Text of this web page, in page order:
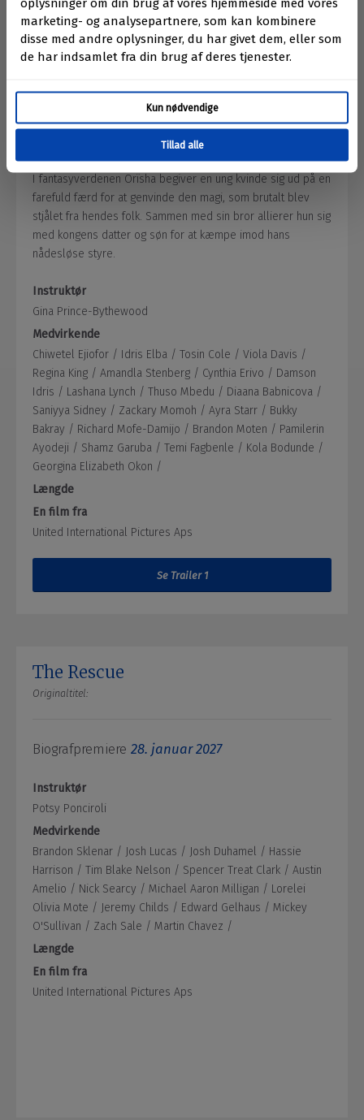
Children of Blood and Bone
Originaltitel:
14. januar 2027
I fantasyverdenen Orïsha begiver en ung kvinde sig ud på en
farefuld færd for at genvinde den magi, som brutalt blev
stjålet fra hendes folk. Sammen med sin bror allierer hun sig
med kongens datter og søn for at kæmpe imod hans
nådesløse styre.
Instruktør
Gina Prince-Bythewood
Medvirkende
Chiwetel Ejiofor / Idris Elba / Tosin Cole / Viola Davis /
Regina King / Amandla Stenberg / Cynthia Erivo / Damson
Idris / Lashana Lynch / Thuso Mbedu / Diaana Babnicova /
Saniyya Sidney / Zackary Momoh / Ayra Starr / Bukky
Bakray / Richard Mofe-Damijo / Brandon Moten / Pamilerin
Ayodeji / Shamz Garuba / Temi Fagbenle / Kola Bodunde /
Georgina Elizabeth Okon /
Længde
En film fra
United International Pictures Aps
Se Trailer 1
The Rescue
Originaltitel:
Biografpremiere 28. januar 2027
Instruktør
Potsy Ponciroli
Medvirkende
Brandon Sklenar / Josh Lucas / Josh Duhamel / Hassie
Harrison / Tim Blake Nelson / Spencer Treat Clark / Austin
Amelio / Nick Searcy / Michael Aaron Milligan / Lorelei
Olivia Mote / Jeremy Childs / Edward Gelhaus / Mickey
O'Sullivan / Zach Sale / Martin Chavez /
Længde
En film fra
United International Pictures Aps